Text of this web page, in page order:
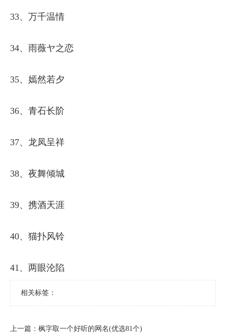
33、万千温情
34、雨薇ヤ之恋
35、嫣然若夕
36、青石长阶
37、龙凤呈祥
38、夜舞倾城
39、携酒天涯
40、猫扑风铃
41、两眼沦陷
相关标签：
上一篇： ​枫字取一个好听的网名(优选81个)